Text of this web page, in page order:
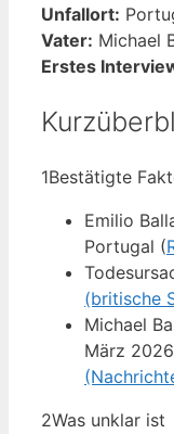
Unfallort:
Vater: Michael
Erstes
1Bestätigte
Emilio
Portugal (
(britische
Michael
März
2Was unklar ist